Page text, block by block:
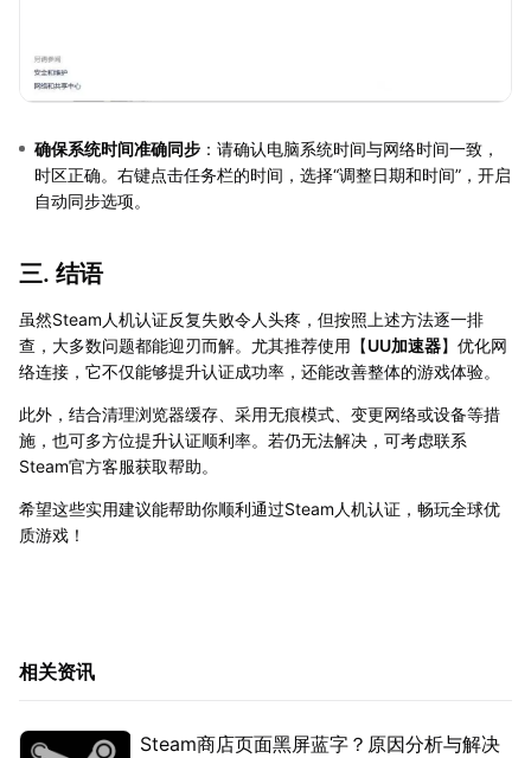
确保系统时间准确同步 ：请确认电脑系统时间与网络时间一致，
时区正确。右键点击任务栏的时间，选择“调整日期和时间”，开启
自动同步选项。
三. 结语
虽然Steam人机认证反复失败令人头疼，但按照上述方法逐一排
查，大多数问题都能迎刃而解。尤其推荐使用【UU加速器】优化网
络连接，它不仅能够提升认证成功率，还能改善整体的游戏体验。
此外，结合清理浏览器缓存、采用无痕模式、变更网络或设备等措
施，也可多方位提升认证顺利率。若仍无法解决，可考虑联系
Steam官方客服获取帮助。
希望这些实用建议能帮助你顺利通过Steam人机认证，畅玩全球优
质游戏！
相关资讯
Steam商店页面黑屏蓝字？原因分析与解决